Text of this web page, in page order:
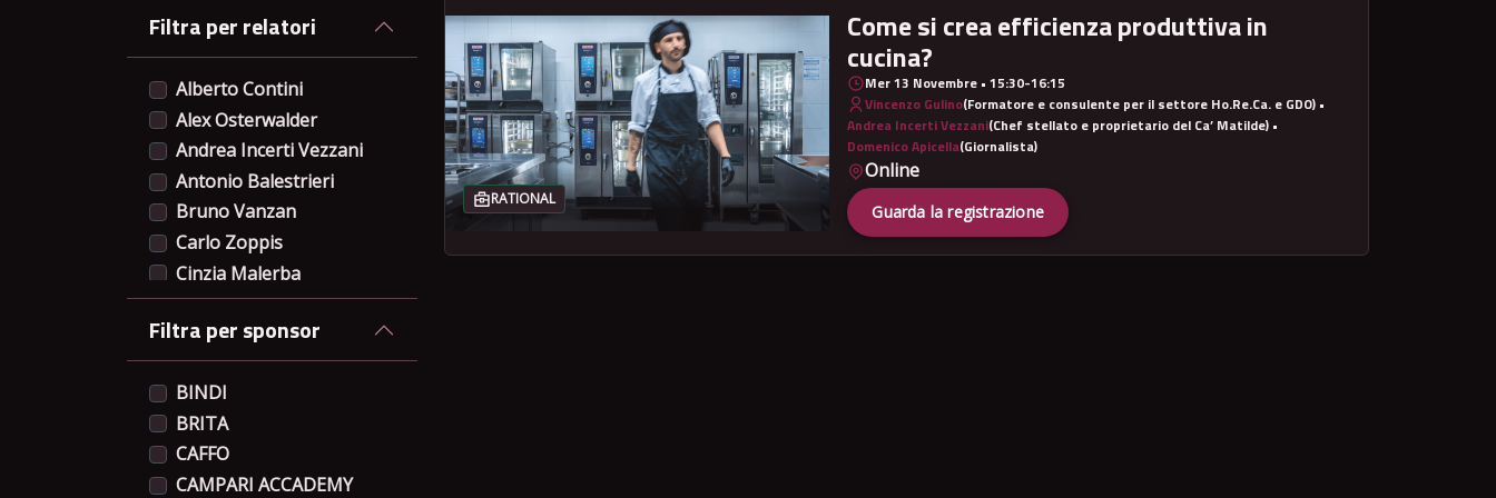
Filtra per relatori
Alberto Contini
Alex Osterwalder
Andrea Incerti Vezzani
Antonio Balestrieri
Bruno Vanzan
Carlo Zoppis
Cinzia Malerba
Cristiano Mauri
Damiano De Crescenzo
Diego Rovetta
Domenico Zambarelli
Domenico Apicella
Edoardo Nono
Elisabeth Fisciano
Filtra per sponsor
BINDI
BRITA
CAFFO
CAMPARI ACCADEMY
RATIONAL
Come si crea efficienza produttiva in
cucina?
Mer 13 Novembre • 15:30-16:15
Vincenzo Gulino(Formatore e consulente per il settore Ho.Re.Ca. e GDO) •
Andrea Incerti Vezzani(Chef stellato e proprietario del Ca’ Matilde) •
Domenico Apicella(Giornalista)
Online
Guarda la registrazione